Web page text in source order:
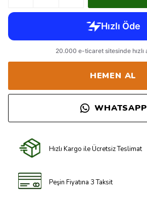
HEMEN AL
WHATSAPP
Hızlı Kargo ile Ücretsiz Teslimat
Peşin Fiyatına 3 Taksit